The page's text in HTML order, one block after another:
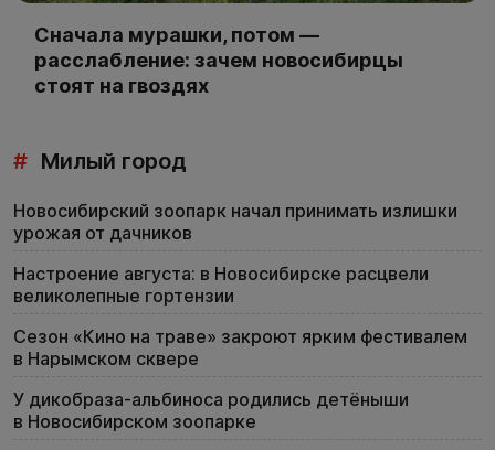
Сначала мурашки, потом —
расслабление: зачем новосибирцы
стоят на гвоздях
# Милый город
Новосибирский зоопарк начал принимать излишки
урожая от дачников
Настроение августа: в Новосибирске расцвели
великолепные гортензии
Сезон «Кино на траве» закроют ярким фестивалем
в Нарымском сквере
У дикобраза-альбиноса родились детёныши
в Новосибирском зоопарке